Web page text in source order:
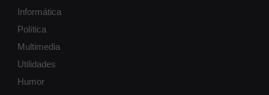
Informática
Política
Multimedia
Utilidades
Humor